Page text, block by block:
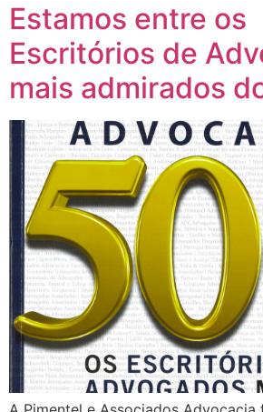
Estamos entre os
Escritórios de
mais admirados